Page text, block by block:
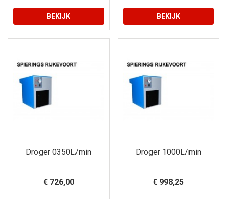
BEKIJK BEKIJK
Droger 0350L/min
€ 726,00
Droger 1000L/min
€ 998,25